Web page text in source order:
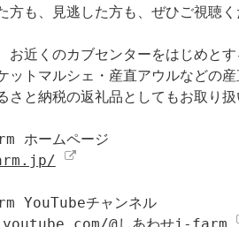
方も、見逃した方も、ぜひご視聴
お近くのカブセンターをはじめと
ットマルシェ・産直アウルなどの
さと納税の返礼品としてもお取り
■しあわせj-Farm YouTubeチャンネル
@しあわせj-farm